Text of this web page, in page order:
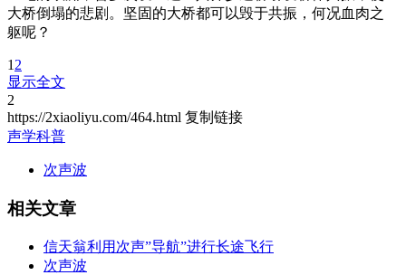
大桥倒塌的悲剧。坚固的大桥都可以毁于共振，何况血肉之
躯呢？
12
显示全文
2
https://2xiaoliyu.com/464.html 复制链接
声学科普
次声波
相关文章
信天翁利用次声”导航”进行长途飞行
次声波